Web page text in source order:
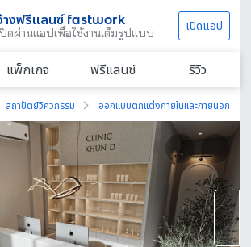
างฟรีแลนซ์ fastwork
ปิดผ่านแอปเพื่อใช้งานเต็มรูปแบบ เปิดแอป
แพ็กเกจ ฟรีแลนซ์ รีวิว
สถาปัตย์วิศวกรรม ออกแบบตกแต่งภายในและภายนอก